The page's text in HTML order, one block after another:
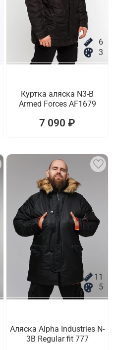
6
3
Куртка аляска N3-B
Armed Forces AF1679
7 090 ₽
11
5
Аляска Alpha Industries N-
3B Regular fit 777